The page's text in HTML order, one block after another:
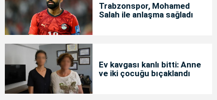
Trabzonspor, Mohamed
Salah ile anlaşma sağladı
Ev kavgası kanlı bitti: Anne
ve iki çocuğu bıçaklandı